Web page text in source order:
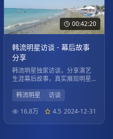
00:42:20
韩流明星访谈 - 幕后故事
分享
韩流明星独家访谈，分享演艺
生涯幕后故事，真实展现明星
韩流明星
访谈
16.8万
4.5 2024-12-31